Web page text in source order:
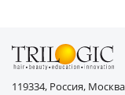
119334, Россия,